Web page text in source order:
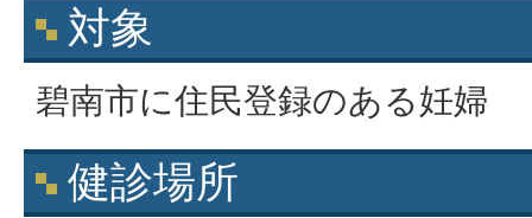
対象
碧南市に住民登録のある妊婦
健診場所